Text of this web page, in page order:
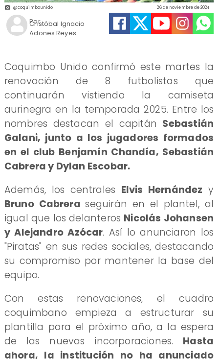
@coquimbounido
Cristóbal Ignacio
Adones Reyes
26 de noviembre de 2024
Por
Coquimbo Unido confirmó este martes la
renovación de 8 futbolistas que
continuarán vistiendo la camiseta
aurinegra en la temporada 2025. Entre los
nombres destacan el capitán Sebastián
Galani, junto a los jugadores formados
en el club Benjamín Chandía, Sebastián
Cabrera y Dylan Escobar.
Además, los centrales Elvis Hernández y
Bruno Cabreraseguirán en el plantel, al
igual que los delanteros Nicolás Johansen
y Alejandro Azócar. Así lo anunciaron los
"Piratas" en sus redes sociales, destacando
su compromiso por mantener la base del
equipo.
Con estas renovaciones, el cuadro
coquimbano empieza a estructurar su
plantilla para el próximo año, a la espera
de las nuevas incorporaciones. Hasta
ahora, la institución no ha anunciado